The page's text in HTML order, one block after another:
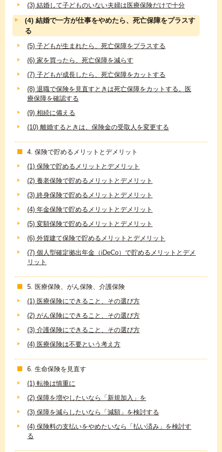
(3) 結婚して子どものいない夫婦は医療保険だけで十分
(4) 結婚で一方が仕事をやめたら、死亡保障をプラスす
る
(5) 子どもが生まれたら、死亡保障をプラスする
(6) 家を買ったら、死亡保障を減らす
(7) 子どもが成長したら、死亡保障をカットする
(8) 退職で保険を見直すときは死亡保障をカットする。医
療保障を確認する
(9) 相続に備える
(10) 離婚するときは、保険金の受取人を変更する
4. 保険で貯めるメリットとデメリット
(1) 保険で貯めるメリットとデメリット
(2) 養老保険で貯めるメリットとデメリット
(3) 終身保険で貯めるメリットとデメリット
(4) 年金保険で貯めるメリットとデメリット
(5) 変額保険で貯めるメリットとデメリット
(6) 外貨建て保険で貯めるメリットとデメリット
(7) 個人型確定拠出年金（iDeCo）で貯めるメリットとデメ
リット
5. 医療保険、がん保険、介護保険
(1) 医療保険にできること、その選び方
(2) がん保険にできること、その選び方
(3) 介護保険にできること、その選び方
(4) 医療保険は不要という考え方
6. 生命保険を見直す
(1) 転換は慎重に
(2) 保障を増やしたいなら「新規加入」を
(3) 保障を減らしたいなら「減額」を検討する
(4) 保険料の支払いをやめたいなら「払い済み」を検討す
る